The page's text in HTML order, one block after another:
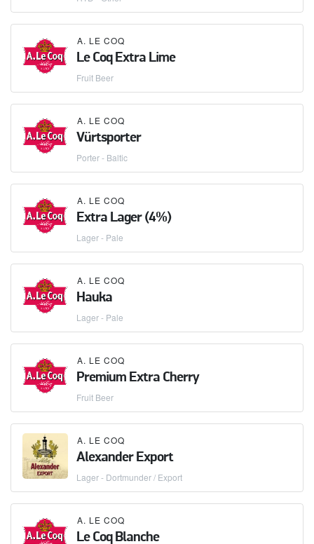
A. LE COQ
Le Coq Extra Lime
Fruit Beer
A. LE COQ
Vürtsporter
Porter - Baltic
A. LE COQ
Extra Lager (4%)
Lager - Pale
A. LE COQ
Hauka
Lager - Pale
A. LE COQ
Premium Extra Cherry
Fruit Beer
A. LE COQ
Alexander Export
Lager - Dortmunder / Export
A. LE COQ
Le Coq Blanche